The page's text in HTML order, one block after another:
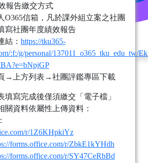
報告繳交方式
信箱，凡於課外組立案之社團
寫社團年度績效報告
結： https://tku365-
:f:/g/personal/
→上方列表→社團評鑑專區下載
填寫完成後僅須繳交「電子檔」
關資料依屬性上傳資料：
r/1Z6KHpkiYz
forms.office.com/r/ZbkE1kYHdh
forms.office.com/r/SY47CeRbBd